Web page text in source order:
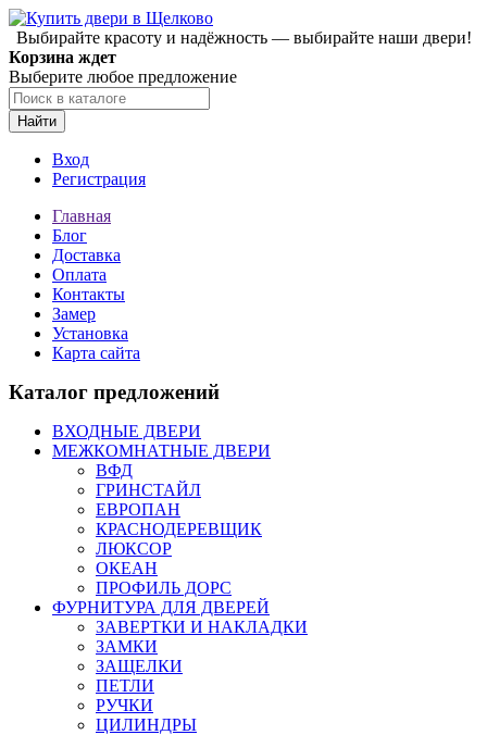
Выбирайте красоту и надёжность — выбирайте наши двери!
Корзина ждет
Выберите любое предложение
Найти
Вход
Регистрация
Главная
Блог
Доставка
Оплата
Контакты
Замер
Установка
Карта сайта
Каталог предложений
ВХОДНЫЕ ДВЕРИ
МЕЖКОМНАТНЫЕ ДВЕРИ
ВФД
ГРИНСТАЙЛ
ЕВРОПАН
КРАСНОДЕРЕВЩИК
ЛЮКСОР
ОКЕАН
ПРОФИЛЬ ДОРС
ФУРНИТУРА ДЛЯ ДВЕРЕЙ
ЗАВЕРТКИ И НАКЛАДКИ
ЗАМКИ
ЗАЩЕЛКИ
ПЕТЛИ
РУЧКИ
ЦИЛИНДРЫ